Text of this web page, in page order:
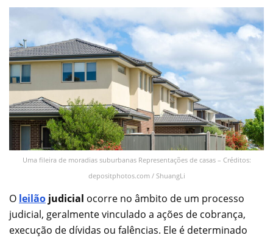
Uma fileira de moradias suburbanas Representações de casas – Créditos:
depositphotos.com / ShuangLi
O leilão judicial ocorre no âmbito de um processo
judicial, geralmente vinculado a ações de cobrança,
execução de dívidas ou falências. Ele é determinado